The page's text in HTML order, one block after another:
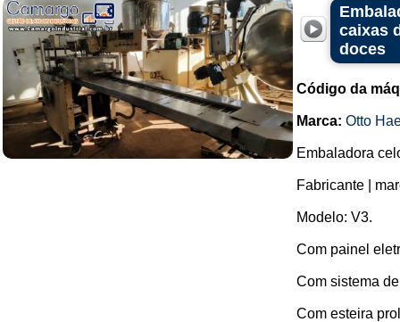
caixas
doces
Código da
Marca: Otto
Embaladora
Fabricante |
Modelo: V3.
Com painel
Com sistema
Com esteira